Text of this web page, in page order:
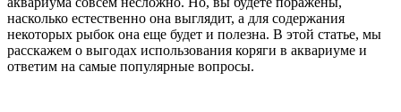
насколько естественно она выглядит, а для содержания
некоторых рыбок она еще будет и полезна. В этой статье, мы
расскажем о выгодах использования коряги в аквариуме и
ответим на самые популярные вопросы.